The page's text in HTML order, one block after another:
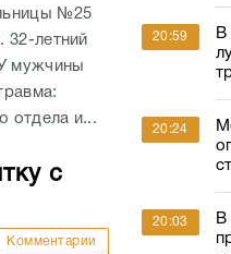
№25
32-летний
мужчины
отдела и...
с
Комментарии
20:59
В
20:24
20:03
В